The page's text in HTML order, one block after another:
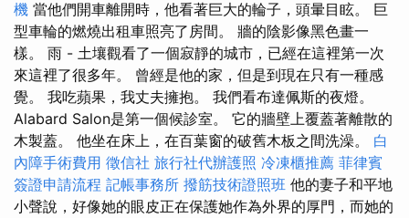
機 當他們開車離開時，他看著巨大的輪子，頭暈目眩。 巨
型車輪的燃燒出租車照亮了房間。 牆的陰影像黑色畫一
樣。 雨 - 土壤觀看了一個寂靜的城市，已經在這裡第一次
來這裡了很多年。 曾經是他的家，但是到現在只有一種感
覺。 我吃蘋果，我丈夫擁抱。 我們看布達佩斯的夜燈。
Alabard Salon是第一個候診室。 它的牆壁上覆蓋著離散的
木製蓋。 他坐在床上，在百葉窗的破舊木板之間洗澡。 白
內障手術費用 徵信社 旅行社代辦護照 冷凍櫃推薦 菲律賓
簽證申請流程 記帳事務所 撥筋技術證照班 他的妻子和平地
小聲說，好像她的眼皮正在保護她作為外界的厚門，而她的